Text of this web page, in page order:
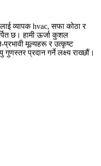
व्यापक hvac, सफा कोठा र
छ। हामी ऊर्जा कुशल
मूल्यहरू र उत्कृष्ट
गुणस्तर प्रदान गर्ने लक्ष्य राख्छौं।